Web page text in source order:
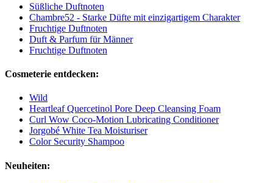
Süßliche Duftnoten
Chambre52 - Starke Düfte mit einzigartigem Charakter
Fruchtige Duftnoten
Duft & Parfum für Männer
Fruchtige Duftnoten
Cosmeterie entdecken:
Wild
Heartleaf Quercetinol Pore Deep Cleansing Foam
Curl Wow Coco-Motion Lubricating Conditioner
Jorgobé White Tea Moisturiser
Color Security Shampoo
Neuheiten: